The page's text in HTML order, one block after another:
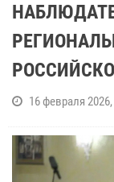
16 февраля